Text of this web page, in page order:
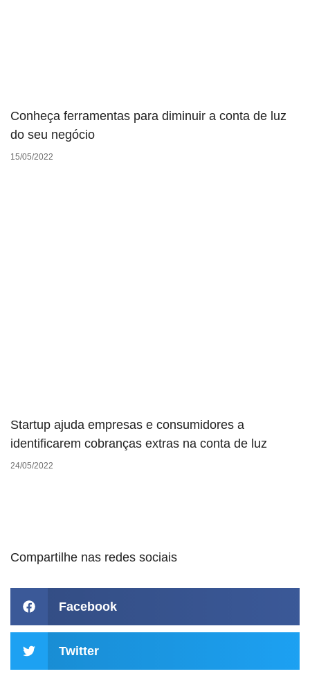
Conheça ferramentas para diminuir a conta de luz
do seu negócio
15/05/2022
Startup ajuda empresas e consumidores a
identificarem cobranças extras na conta de luz
24/05/2022
Compartilhe nas redes sociais
Facebook
Twitter